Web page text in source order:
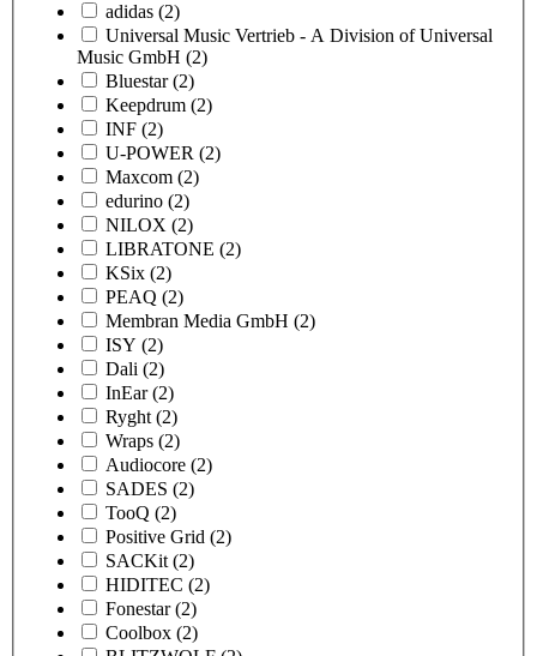
adidas (2)
Universal Music Vertrieb - A Division of Universal
Music GmbH (2)
Bluestar (2)
Keepdrum (2)
INF (2)
U-POWER (2)
Maxcom (2)
edurino (2)
NILOX (2)
LIBRATONE (2)
KSix (2)
PEAQ (2)
Membran Media GmbH (2)
ISY (2)
Dali (2)
InEar (2)
Ryght (2)
Wraps (2)
Audiocore (2)
SADES (2)
TooQ (2)
Positive Grid (2)
SACKit (2)
HIDITEC (2)
Fonestar (2)
Coolbox (2)